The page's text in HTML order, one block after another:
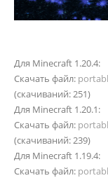
Для Minecraft 1.20.4:
Скачать файл:
(cкачиваний: 251)
Для Minecraft 1.20.1:
Скачать файл:
(cкачиваний: 239)
Для Minecraft 1.19.4:
Скачать файл: